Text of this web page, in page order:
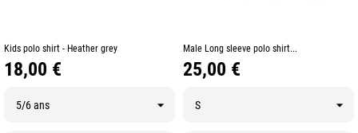
Kids polo shirt - Heather grey
Prix
18,00 €
Male Long sleeve polo shirt...
Prix
25,00 €